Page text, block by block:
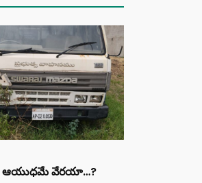
ఆయుధమే వేరయా…?